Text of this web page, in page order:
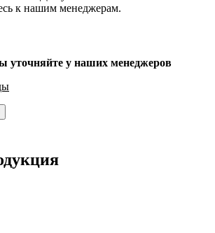
к нашим менеджерам.
уточняйте у наших менеджеров